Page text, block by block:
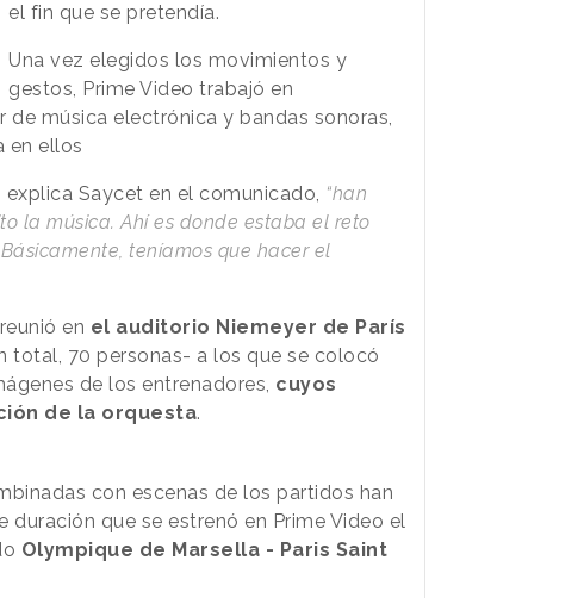
el fin que se pretendía.
Una vez elegidos los movimientos y
gestos, Prime Video trabajó en
de música electrónica y bandas sonoras,
en ellos
explica Saycet en el comunicado, “han
la música. Ahí es donde estaba el reto
teníamos que hacer el
en el auditorio Niemeyer de París
total, 70 personas- a los que se colocó
de los entrenadores, cuyos
de la orquesta.
con escenas de los partidos han
que se estrenó en Prime Video el
Olympique de Marsella - Paris Saint